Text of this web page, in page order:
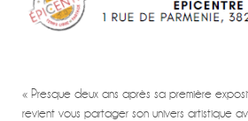
« Presque deux ans après sa première
revient vous partager son univers artistique